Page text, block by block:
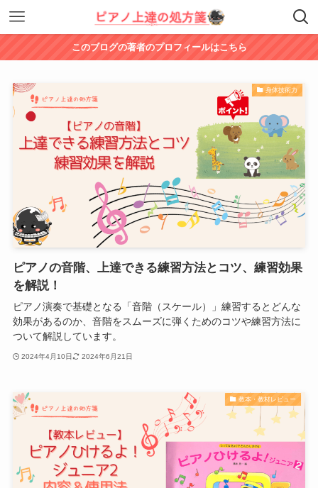
このブログの著者のプロフィールはこちら
身体技術力
ピアノの音階、上達できる練習方法とコツ、練習効果
を解説！
ピアノ演奏で基礎となる「音階（スケール）」練習するとどんな
効果があるのか、音階をスムーズに弾くためのコツや練習方法に
ついて解説しています。
2024年4月10日 2024年6月21日
教本・教材レビュー